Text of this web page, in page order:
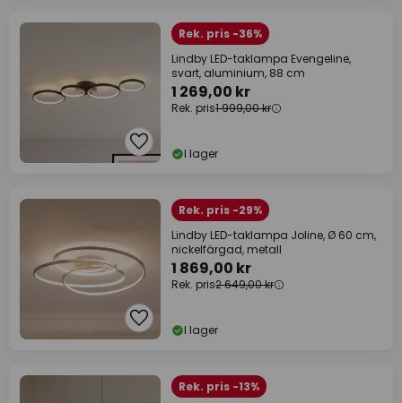
Rek. pris -36%
Lindby LED-taklampa Evengeline,
svart, aluminium, 88 cm
1 269,00 kr
Rek. pris1 999,00 kr
I lager
Rek. pris -29%
Lindby LED-taklampa Joline, Ø 60 cm,
nickelfärgad, metall
1 869,00 kr
Rek. pris2 649,00 kr
I lager
Rek. pris -13%